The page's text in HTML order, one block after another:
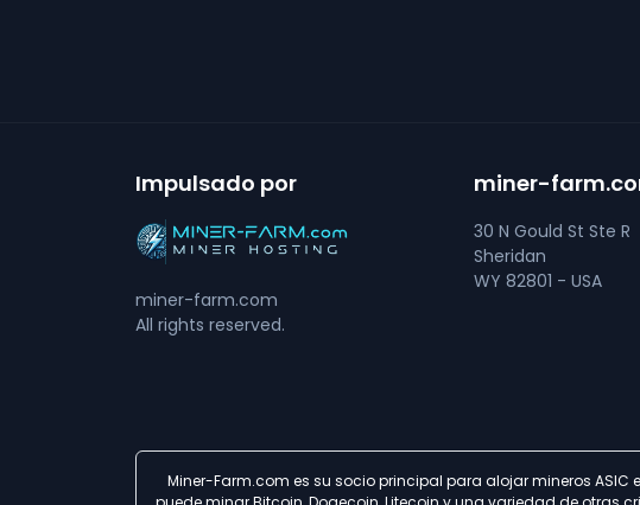
Impulsado por
miner-farm.com
All rights reserved.
miner-
30 N Gould St Ste R
Sheridan
WY 82801 - USA
Miner-Farm.com es su socio principal para alojar mineros